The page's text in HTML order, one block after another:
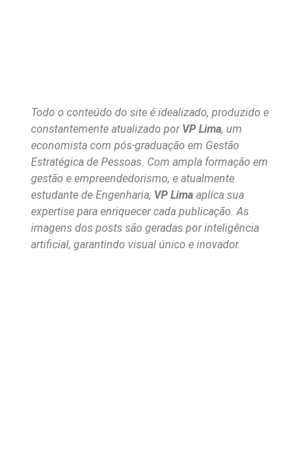
Todo o conteúdo do site é idealizado, produzido e
constantemente atualizado por VP Lima, um
economista com pós-graduação em Gestão
Estratégica de Pessoas. Com ampla formação em
gestão e empreendedorismo, e atualmente
estudante de Engenharia, VP Lima aplica sua
expertise para enriquecer cada publicação. As
imagens dos posts são geradas por inteligência
artificial, garantindo visual único e inovador.